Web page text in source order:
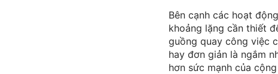
Bên cạnh các hoạt
khoảng lặng cần thiết
guồng quay công việc
hay đơn giản là ngắm
hơn sức mạnh của